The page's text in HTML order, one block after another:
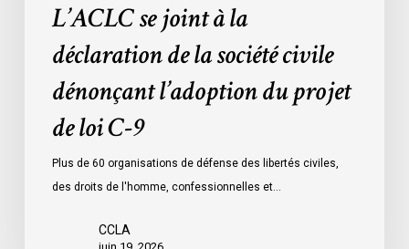
L’ACLC se joint à la
déclaration de la société civile
dénonçant l’adoption du projet
de loi C-9
Plus de 60 organisations de défense des libertés civiles,
des droits de l'homme, confessionnelles et…
CCLA